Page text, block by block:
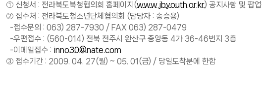
① 신청서 : 전라북도북청협의회 홈페이지(www.jbyouth.or.kr) 공지사항 및 팝
② 접수처 : 전라북도청소년단체협의회 (담당자 : 송승용)
-접수문의 : 063) 287-7930 / FAX 063) 287-0479
-우편접수 : (560-014) 전북 전주시 완산구 중앙동 4가 36-46번지 3층
-이메일접수 : inno30@nate.com
③ 접수기간 : 2009. 04. 27(월) ~ 05. 01(금) / 당일도착분에 한함